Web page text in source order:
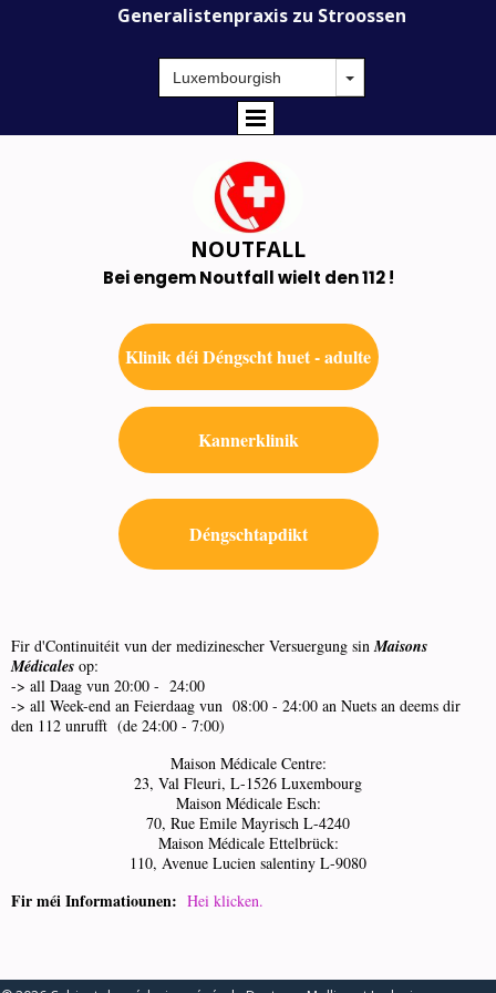
Generalistenpraxis zu Stroossen
NOUTFALL
Bei engem Noutfall wielt den 112 !
Klinik déi Déngscht huet - adulte
Kannerklinik
Déngschtapdikt
Fir d'Continuitéit vun der medizinescher Versuergung sin Maisons
Médicales op:
-> all Daag vun 20:00 - 24:00
-> all Week-end an Feierdaag vun 08:00 - 24:00 an Nuets an deems dir
den 112 unrufft (de 24:00 - 7:00)
Maison Médicale Centre:
23, Val Fleuri, L-1526 Luxembourg
Maison Médicale Esch:
70, Rue Emile Mayrisch L-4240
Maison Médicale Ettelbrück:
110, Avenue Lucien salentiny L-9080
Fir méi Informatiounen: Hei klicken.